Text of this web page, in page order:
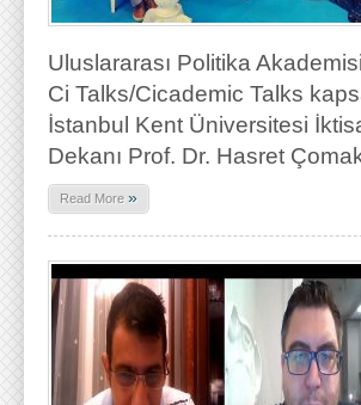
Uluslararası Politika
Ci Talks/Cicademic Talks
İstanbul Kent Üniversitesi
Dekanı Prof. Dr. Hasret
Read More »